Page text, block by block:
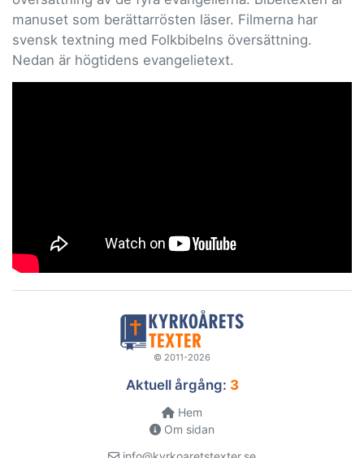
manuset som berättarrösten läser. Filmerna har
svensk textning med Folkbibelns översättning.
Nedan är högtidens evangelietext.
© 2011-2026
Aktuell årgång: 3
Hem
Om sidan